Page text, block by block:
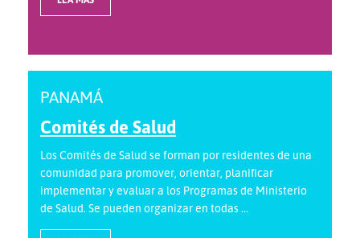
PANAMÁ
Comités de Salud
Los Comités de Salud se forman por residentes de una
comunidad para promover, orientar, planificar
implementar y evaluar a los Programas de Ministerio
de Salud. Se pueden organizar en todas ...